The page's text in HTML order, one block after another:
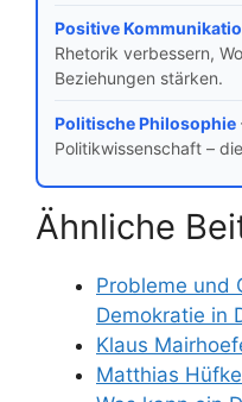
Positive
Rhetorik verbessern,
Beziehungen stärken.
Politische Philosophie
Politikwissenschaft –
Ähnliche
Probleme und
Demokratie in
Klaus
Matthias